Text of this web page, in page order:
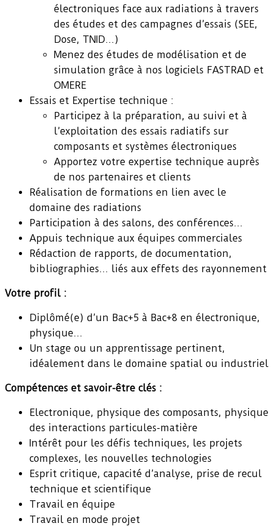
électroniques face aux radiations à travers
des études et des campagnes d’essais (SEE,
Dose, TNID…)
Menez des études de modélisation et de
simulation grâce à nos logiciels FASTRAD et
OMERE
Essais et Expertise technique :
Participez à la préparation, au suivi et à
l’exploitation des essais radiatifs sur
composants et systèmes électroniques
Apportez votre expertise technique auprès
de nos partenaires et clients
Réalisation de formations en lien avec le
domaine des radiations
Participation à des salons, des conférences…
Appuis technique aux équipes commerciales
Rédaction de rapports, de documentation,
bibliographies… liés aux effets des rayonnement
Votre profil :
Diplômé(e) d’un Bac+5 à Bac+8 en électronique,
physique…
Un stage ou un apprentissage pertinent,
idéalement dans le domaine spatial ou industriel
Compétences et savoir-être clés :
Electronique, physique des composants, physique
des interactions particules-matière
Intérêt pour les défis techniques, les projets
complexes, les nouvelles technologies
Esprit critique, capacité d’analyse, prise de recul
technique et scientifique
Travail en équipe
Travail en mode projet